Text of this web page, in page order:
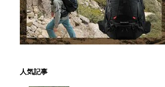
人気記事